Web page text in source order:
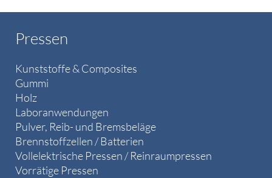
Pressen
Kunststoffe & Composites
Gummi
Holz
Laboranwendungen
Pulver, Reib- und Bremsbeläge
Brennstoffzellen / Batterien
Vollelektrische Pressen / Reinraumpressen
Vorrätige Pressen